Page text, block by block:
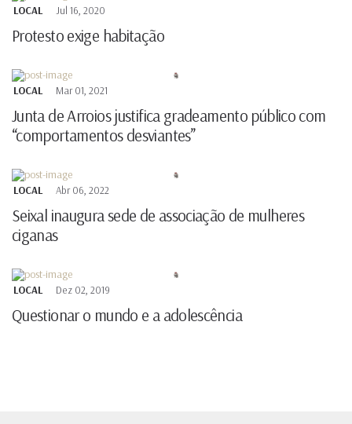
LOCAL Jul 16, 2020
Protesto exige habitação
LOCAL Mar 01, 2021
Junta de Arroios justifica gradeamento público com
“comportamentos desviantes”
LOCAL Abr 06, 2022
Seixal inaugura sede de associação de mulheres
ciganas
LOCAL Dez 02, 2019
Questionar o mundo e a adolescência